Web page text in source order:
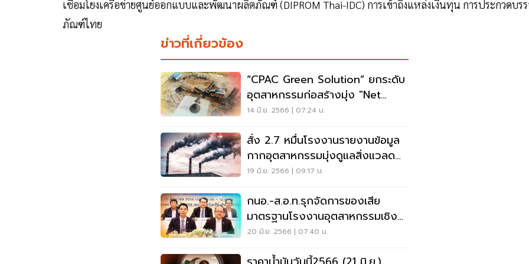
เชื่อมโยงเครือข่ายศูนย์ออกแบบและพัฒนาผลิตภัณฑ์ (DIPROM Thai-IDC) การเข้าถึงแหล่งเงินทุน การประกวดบร
ภัณฑ์ไทย
ข่าวที่เกี่ยวข้อง
“CPAC Green Solution” ยกระดับ
อุตสาหกรรมก่อสร้างมุ่ง "Net
Zero"
14 มิ.ย. 2566 | 07:24 น.
สั่ง 2.7 หมื่นโรงงานรายงานข้อมูล
กากอุตสาหกรรมมุ่งดูแลสิ่งแวลด
ล้อม
19 มิ.ย. 2566 | 09:17 น.
กนอ.-ส.อ.ท.รุกจัดการของเสีย
มาตรฐานโรงงานอุตสาหกรรมเชิง
นิเวศ
20 มิ.ย. 2566 | 07:40 น.